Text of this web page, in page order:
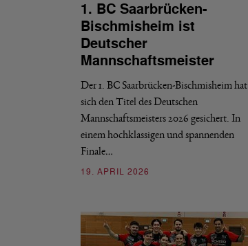
1. BC Saarbrücken-
Bischmisheim ist
Deutscher
Mannschaftsmeister
Der 1. BC Saarbrücken-Bischmisheim hat
sich den Titel des Deutschen
Mannschaftsmeisters 2026 gesichert. In
einem hochklassigen und spannenden
Finale…
19. APRIL 2026